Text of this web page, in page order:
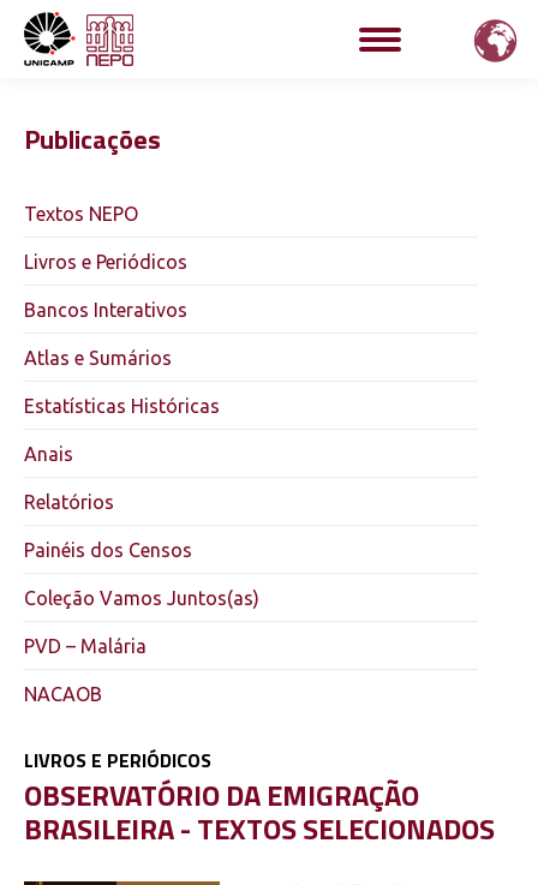
Publicações
Textos NEPO
Livros e Periódicos
Bancos Interativos
Atlas e Sumários
Estatísticas Históricas
Anais
Relatórios
Painéis dos Censos
Coleção Vamos Juntos(as)
PVD – Malária
NACAOB
LIVROS E PERIÓDICOS
OBSERVATÓRIO DA EMIGRAÇÃO
BRASILEIRA - TEXTOS SELECIONADOS